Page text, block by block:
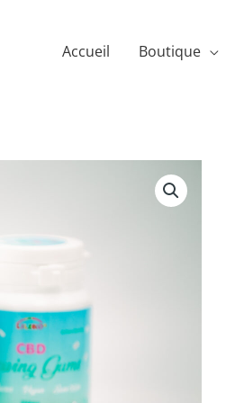
Accueil Boutique